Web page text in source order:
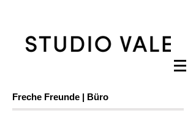
Freche Freunde | Büro